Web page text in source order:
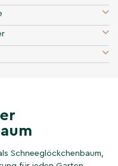
Schneeglöckchenbaum,